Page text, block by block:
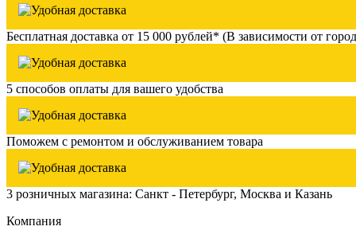
Бесплатная доставка от 15 000 рублей* (В зависимости от
5 способов оплаты для вашего удобства
Поможем с ремонтом и обслуживанием товара
3 розничных магазина: Санкт - Петербург, Москва и Казань
Компания